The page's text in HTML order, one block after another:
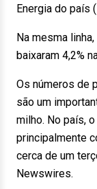
Energia do país
Na mesma
baixaram 4,2%
Os números de
são um
milho. No país,
principalmente
cerca de um
Newswires.